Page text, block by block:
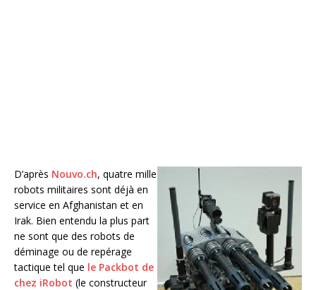
D’après Nouvo.ch, quatre mille
robots militaires sont déjà en
service en Afghanistan et en
Irak. Bien entendu la plus part
ne sont que des robots de
déminage ou de repérage
tactique tel que le Packbot de
chez iRobot (le constructeur